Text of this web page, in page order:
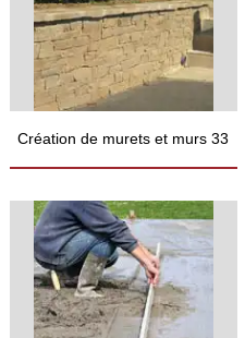
Création de murets et murs 33